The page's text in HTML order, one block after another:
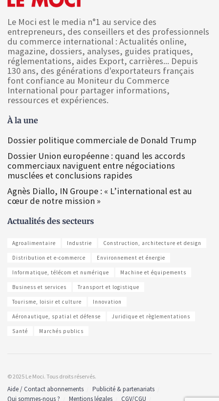
Le Moci est le media n°1 au service des
entrepreneurs, des conseillers et des professionnels
du commerce international : Actualités online,
magazine, dossiers, analyses, guides pratiques,
réglementations, aides Export, carrières... Depuis
130 ans, des générations d'exportateurs français
font confiance au Moniteur du Commerce
International pour partager informations,
ressources et expériences.
À la une
Dossier politique commerciale de Donald Trump
Dossier Union européenne : quand les accords
commerciaux naviguent entre négociations
musclées et conclusions rapides
Agnès Diallo, IN Groupe : « L’international est au
cœur de notre mission »
Actualités des secteurs
Agroalimentaire Industrie Construction, architecture et design
Distribution et e-commerce Environnement et énergie
Informatique, télécom et numérique Machine et équipements
Business et services Transport et logistique
Tourisme, loisir et culture Innovation
Aéronautique, spatial et défense Juridique et règlementations
Santé Marchés publics
© 2025 Le Moci. Tous droits réservés.
Aide / Contact abonnements
Publicité & partenariats
Qui sommes-nous ?
Mentions légales CGV/CGU